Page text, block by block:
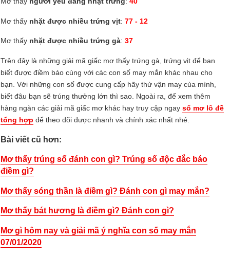
Mơ thấy nhặt được nhiều trứng vịt: 77 - 12
Mơ thấy nhặt được nhiều trứng gà: 37
Trên đây là những giải mã giấc mơ thấy trứng gà, trứng vịt để bạn
biết được điềm báo cùng với các con số may mắn khác nhau cho
bạn. Với những con số được cung cấp hãy thử vận may của mình,
biết đâu bạn sẽ trúng thưởng lớn thì sao. Ngoài ra, để xem thêm
hàng ngàn các giải mã giấc mơ khác hay truy cập ngay sổ mơ lô đề
tổng hợp để theo dõi được nhanh và chính xác nhất nhé.
Bài viết cũ hơn:
Mơ thấy trúng số đánh con gì? Trúng số độc đắc báo
điềm gì?
Mơ thấy sóng thần là điềm gì? Đánh con gì may mắn?
Mơ thấy bát hương là điềm gì? Đánh con gì?
Mơ gì hôm nay và giải mã ý nghĩa con số may mắn
07/01/2020